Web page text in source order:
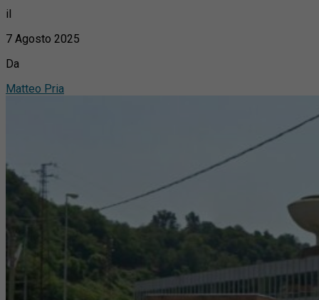
il
7 Agosto 2025
Da
Matteo Pria